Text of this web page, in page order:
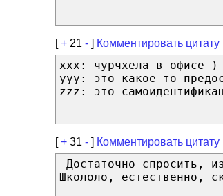
[+ 21 - ] Комментировать
xxx: чурчхела в офисе )
yyy: это какое-то
zzz: это
[+ 31 - ] Комментировать
Достаточно спросить,
Школоло, естественно,